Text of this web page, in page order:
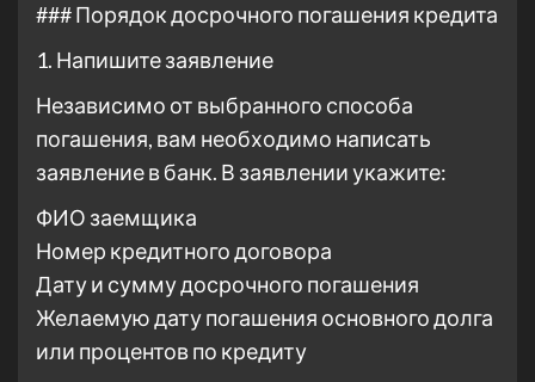
### Порядок досрочного погашения кредита
1. Напишите заявление
Независимо от выбранного способа
погашения, вам необходимо написать
заявление в банк. В заявлении укажите:
ФИО заемщика
Номер кредитного договора
Дату и сумму досрочного погашения
Желаемую дату погашения основного долга
или процентов по кредиту